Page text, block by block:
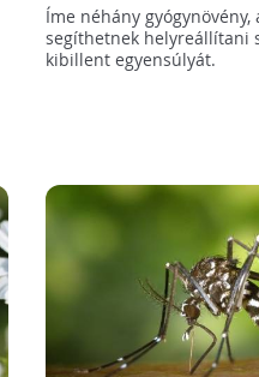
Íme néhány gyógynövény,
segíthetnek helyreállítani
kibillent egyensúlyát.